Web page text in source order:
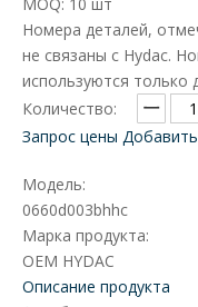
Номера деталей,
не связаны с Hydac.
используются только
Количество:
Запрос цены
Модель:
0660d003bhhc
Марка продукта:
OEM HYDAC
Описание продукта